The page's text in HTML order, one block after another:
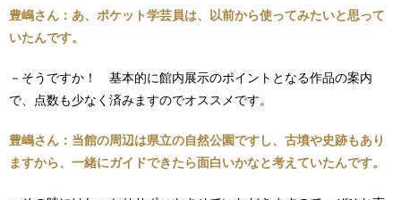
豊嶋さん：あ、ポケット学芸員は、以前から使ってみたいと思って
いたんです。
－そうですか！ 基本的に館内展示のポイントとなる作品の案内
で、点数も少なく済みますのでオススメです。
豊嶋さん：当館の周辺は県立の自然公園ですし、古墳や史跡もあり
ますから、一緒にガイドできたら面白いかなと考えていたんです。